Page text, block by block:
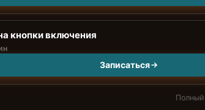
кнопки включения
Записаться
Полный